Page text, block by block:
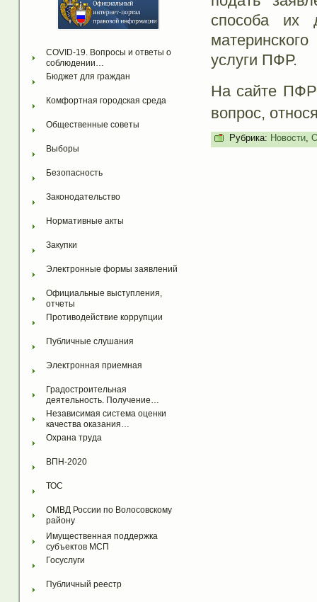
COVID-19. Вопросы и ответы о
соблюдении…
Бюджет для граждан
Комфортная городская среда
Общественные советы
Выборы
Безопасность
Законодательство
Нормативные акты
Закупки
Электронные формы заявлений
Официальные выступления,
отчеты
Противодействие коррупции
Публичные слушания
Электронная приемная
Градостроительная
деятельность. Получение…
Независимая система оценки
качества оказания…
Охрана труда
ВПН-2020
ТОС
ОМВД России по Волосовскому
району
Имущественная поддержка
субъектов МСП
Госуслуги
Публичный реестр
способа их
услуги ПФР.
На сайте
вопрос,
Рубрика: Новости,